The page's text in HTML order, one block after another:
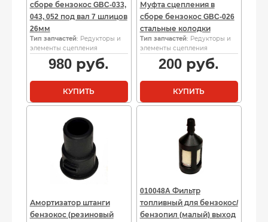
сборе бензокос GBC-033,
043, 052 под вал 7 шлицов
26мм
Тип запчастей: Редукторы и
элементы сцепления
980 руб.
КУПИТЬ
Муфта сцепления в
сборе бензокос GBC-026
стальные колодки
Тип запчастей: Редукторы и
элементы сцепления
200 руб.
КУПИТЬ
Амортизатор штанги
бензокос (резиновый
010048A Фильтр
топливный для бензокос/
бензопил (малый) выход